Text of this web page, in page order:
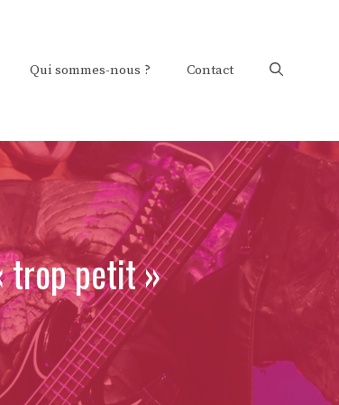
Qui sommes-nous ? Contact
trop petit »